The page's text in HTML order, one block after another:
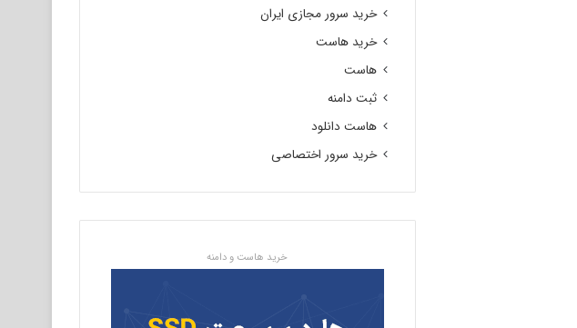
خرید سرور مجازی ایران
خرید هاست
هاست
ثبت دامنه
هاست دانلود
خرید سرور اختصاصی
خرید هاست و دامنه